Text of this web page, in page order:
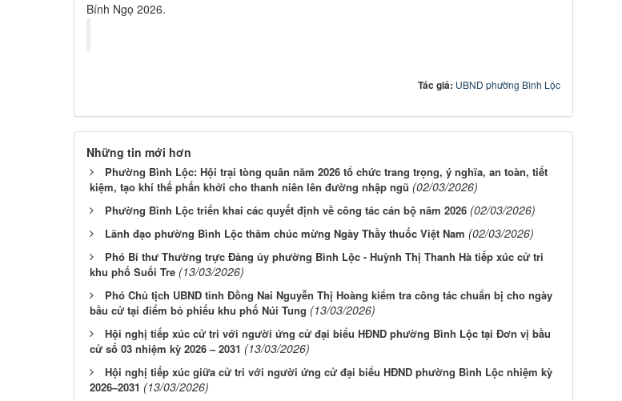
Bính Ngọ 2026.
Tác giả: UBND phường Bình Lộc
Những tin mới hơn
Phường Bình Lộc: Hội trại tòng quân năm 2026 tổ chức trang trọng, ý nghĩa, an toàn, tiết
kiệm, tạo khí thế phấn khởi cho thanh niên lên đường nhập ngũ (02/03/2026)
Phường Bình Lộc triển khai các quyết định về công tác cán bộ năm 2026 (02/03/2026)
Lãnh đạo phường Bình Lộc thăm chúc mừng Ngày Thầy thuốc Việt Nam (02/03/2026)
Phó Bí thư Thường trực Đảng ủy phường Bình Lộc - Huỳnh Thị Thanh Hà tiếp xúc cử tri
khu phố Suối Tre (13/03/2026)
Phó Chủ tịch UBND tỉnh Đồng Nai Nguyễn Thị Hoàng kiểm tra công tác chuẩn bị cho ngày
bầu cử tại điểm bỏ phiếu khu phố Núi Tung (13/03/2026)
Hội nghị tiếp xúc cử tri với người ứng cử đại biểu HĐND phường Bình Lộc tại Đơn vị bầu
cử số 03 nhiệm kỳ 2026 – 2031 (13/03/2026)
Hội nghị tiếp xúc giữa cử tri với người ứng cử đại biểu HĐND phường Bình Lộc nhiệm kỳ
2026–2031 (13/03/2026)